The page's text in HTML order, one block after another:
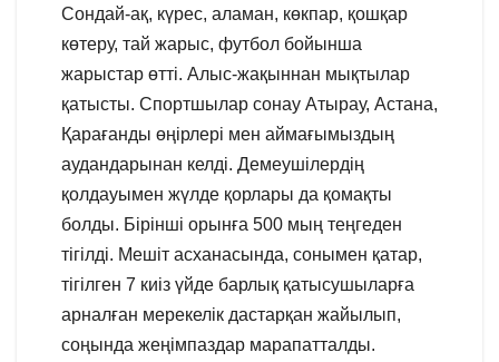
Сондай-ақ, күрес, аламан, көкпар, қошқар
көтеру, тай жарыс, футбол бойынша
жарыстар өтті. Алыс-жақыннан мықтылар
қатысты. Спортшылар сонау Атырау, Астана,
Қарағанды өңірлері мен аймағымыздың
аудандарынан келді. Демеушілердің
қолдауымен жүлде қорлары да қомақты
болды. Бірінші орынға 500 мың теңгеден
тігілді. Мешіт асханасында, сонымен қатар,
тігілген 7 киіз үйде барлық қатысушыларға
арналған мерекелік дастарқан жайылып,
соңында жеңімпаздар марапатталды.